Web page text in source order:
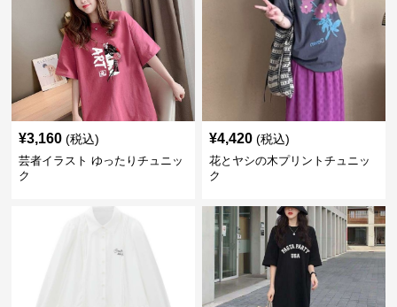
¥3,160 (税込)
芸者イラスト ゆったりチュニッ
ク
¥4,420 (税込)
花とヤシの木プリントチュニッ
ク